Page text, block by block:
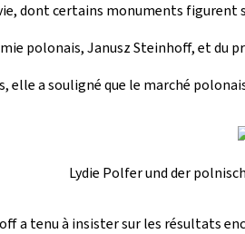
dont certains monuments
polonais, Janusz Steinhoff, et
elle a souligné que le marché
Lydie Polfer und der
a tenu à insister sur les résultats